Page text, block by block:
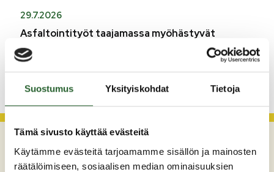
Suostumus Yksityiskohdat Tietoja
Tämä sivusto käyttää evästeitä
Käytämme evästeitä tarjoamamme sisällön ja mainosten
räätälöimiseen, sosiaalisen median ominaisuuksien
29.7.2026
Asfaltointityöt taajamassa myöhästyvät
KATSO KAIKKI